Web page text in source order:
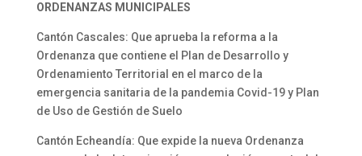
ORDENANZAS MUNICIPALES
Cantón Cascales: Que aprueba la reforma a la
Ordenanza que contiene el Plan de Desarrollo y
Ordenamiento Territorial en el marco de la
emergencia sanitaria de la pandemia Covid-19 y Plan
de Uso de Gestión de Suelo
Cantón Echeandía: Que expide la nueva Ordenanza